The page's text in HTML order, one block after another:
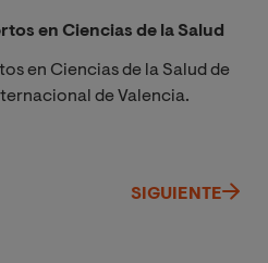
en Ciencias de la Salud
en Ciencias de la Salud de
de Valencia.
SIGUIENTE